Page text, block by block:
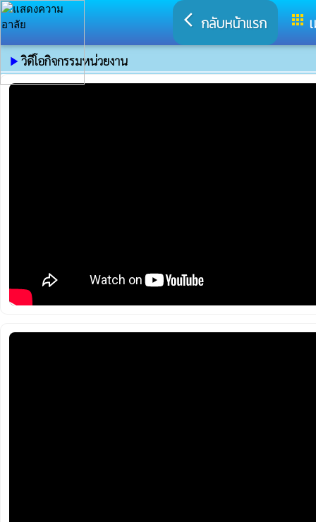
arrow_back_ios กลับหน้าแรก apps
play_arrowวิดีโอกิจกรรมหน่วยงาน